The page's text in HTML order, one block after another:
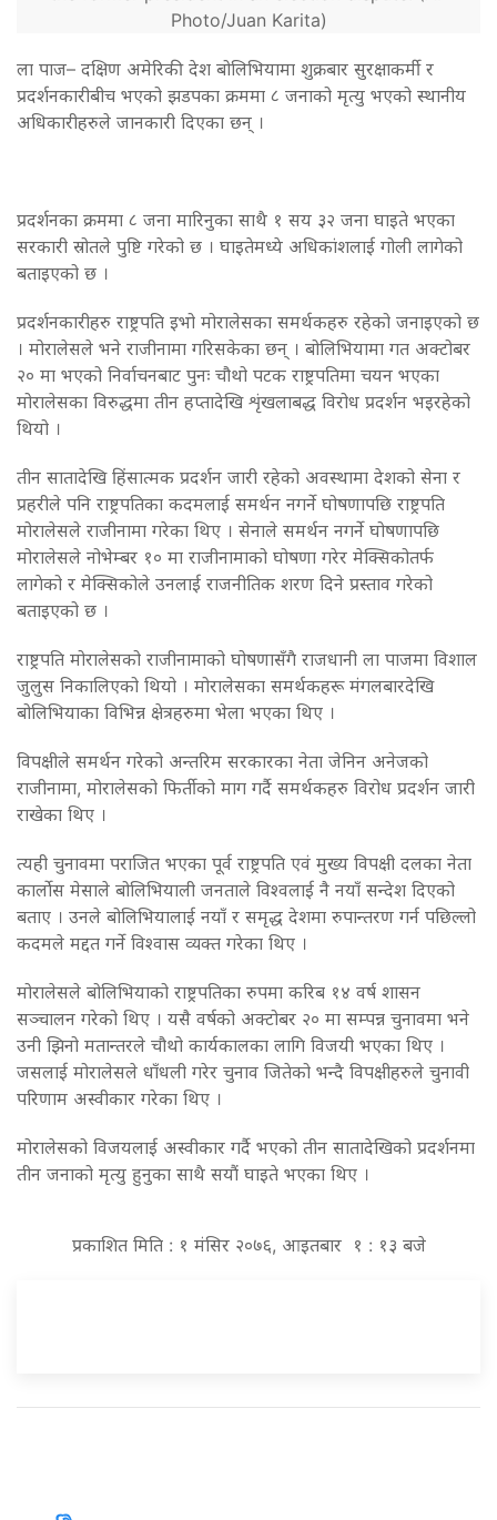
Photo/Juan Karita)
ला पाज– दक्षिण अमेरिकी देश बोलिभियामा शुक्रबार सुरक्षाकर्मी र
प्रदर्शनकारीबीच भएको झडपका क्रममा ८ जनाको मृत्यु भएको स्थानीय
अधिकारीहरुले जानकारी दिएका छन् ।
प्रदर्शनका क्रममा ८ जना मारिनुका साथै १ सय ३२ जना घाइते भएका
सरकारी स्रोतले पुष्टि गरेको छ । घाइतेमध्ये अधिकांशलाई गोली लागेको
बताइएको छ ।
प्रदर्शनकारीहरु राष्ट्रपति इभो मोरालेसका समर्थकहरु रहेको जनाइएको छ
। मोरालेसले भने राजीनामा गरिसकेका छन् । बोलिभियामा गत अक्टोबर
२० मा भएको निर्वाचनबाट पुनः चौथो पटक राष्ट्रपतिमा चयन भएका
मोरालेसका विरुद्धमा तीन हप्तादेखि शृंखलाबद्ध विरोध प्रदर्शन भइरहेको
थियो ।
तीन सातादेखि हिंसात्मक प्रदर्शन जारी रहेको अवस्थामा देशको सेना र
प्रहरीले पनि राष्ट्रपतिका कदमलाई समर्थन नगर्ने घोषणापछि राष्ट्रपति
मोरालेसले राजीनामा गरेका थिए । सेनाले समर्थन नगर्ने घोषणापछि
मोरालेसले नोभेम्बर १० मा राजीनामाको घोषणा गरेर मेक्सिकोतर्फ
लागेको र मेक्सिकोले उनलाई राजनीतिक शरण दिने प्रस्ताव गरेको
बताइएको छ ।
राष्ट्रपति मोरालेसको राजीनामाको घोषणासँगै राजधानी ला पाजमा विशाल
जुलुस निकालिएको थियो । मोरालेसका समर्थकहरू मंगलबारदेखि
बोलिभियाका विभिन्न क्षेत्रहरुमा भेला भएका थिए ।
विपक्षीले समर्थन गरेको अन्तरिम सरकारका नेता जेनिन अनेजको
राजीनामा, मोरालेसको फिर्तीको माग गर्दै समर्थकहरु विरोध प्रदर्शन जारी
राखेका थिए ।
त्यही चुनावमा पराजित भएका पूर्व राष्ट्रपति एवं मुख्य विपक्षी दलका नेता
कार्लोस मेसाले बोलिभियाली जनताले विश्वलाई नै नयाँ सन्देश दिएको
बताए । उनले बोलिभियालाई नयाँ र समृद्ध देशमा रुपान्तरण गर्न पछिल्लो
कदमले मद्दत गर्ने विश्वास व्यक्त गरेका थिए ।
मोरालेसले बोलिभियाको राष्ट्रपतिका रुपमा करिब १४ वर्ष शासन
सञ्चालन गरेको थिए । यसै वर्षको अक्टोबर २० मा सम्पन्न चुनावमा भने
उनी झिनो मतान्तरले चौथो कार्यकालका लागि विजयी भएका थिए ।
जसलाई मोरालेसले धाँधली गरेर चुनाव जितेको भन्दै विपक्षीहरुले चुनावी
परिणाम अस्वीकार गरेका थिए ।
मोरालेसको विजयलाई अस्वीकार गर्दै भएको तीन सातादेखिको प्रदर्शनमा
तीन जनाको मृत्यु हुनुका साथै सयौं घाइते भएका थिए ।
प्रकाशित मिति : १ मंसिर २०७६, आइतबार १ : १३ बजे